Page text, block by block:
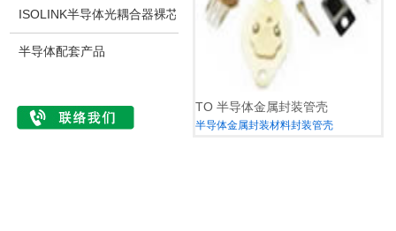
ISOLINK半导体光耦合器裸芯片
半导体配套产品
TO 半导体金属封装管壳
半导体金属封装材料封装管壳